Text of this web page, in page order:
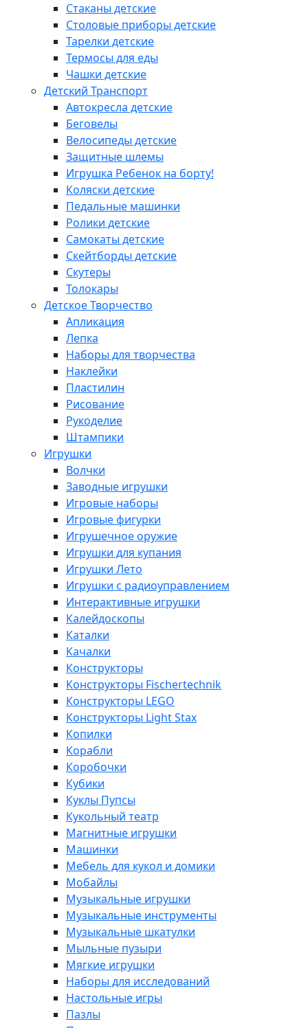
Стаканы детские
Столовые приборы детские
Тарелки детские
Термосы для еды
Чашки детские
Детский Транспорт
Автокресла детские
Беговелы
Велосипеды детские
Защитные шлемы
Игрушка Ребенок на борту!
Коляски детские
Педальные машинки
Ролики детские
Самокаты детские
Скейтборды детские
Скутеры
Толокары
Детское Творчество
Апликация
Лепка
Наборы для творчества
Наклейки
Пластилин
Рисование
Рукоделие
Штампики
Игрушки
Волчки
Заводные игрушки
Игровые наборы
Игровые фигурки
Игрушечное оружие
Игрушки для купания
Игрушки Лето
Игрушки с радиоуправлением
Интерактивные игрушки
Калейдоскопы
Каталки
Качалки
Конструкторы
Конструкторы Fisсhertechnik
Конструкторы LEGO
Конструкторы Light Stax
Копилки
Корабли
Коробочки
Кубики
Куклы Пупсы
Кукольный театр
Магнитные игрушки
Машинки
Мебель для кукол и домики
Мобайлы
Музыкальные игрушки
Музыкальные инструменты
Музыкальные шкатулки
Мыльные пузыри
Мягкие игрушки
Наборы для исследований
Настольные игры
Пазлы